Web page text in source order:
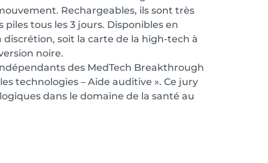
Rechargeables, ils sont très
tous les 3 jours. Disponibles en
soit la carte de la high-tech à
noire.
des MedTech Breakthrough
technologies – Aide auditive ». Ce jury
dans le domaine de la santé au